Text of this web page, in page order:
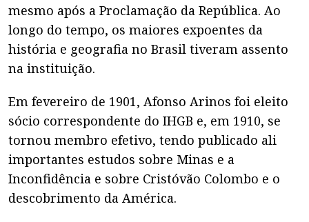
mesmo após a Proclamação da República. Ao
longo do tempo, os maiores expoentes da
história e geografia no Brasil tiveram assento
na instituição.
Em fevereiro de 1901, Afonso Arinos foi eleito
sócio correspondente do IHGB e, em 1910, se
tornou membro efetivo, tendo publicado ali
importantes estudos sobre Minas e a
Inconfidência e sobre Cristóvão Colombo e o
descobrimento da América.